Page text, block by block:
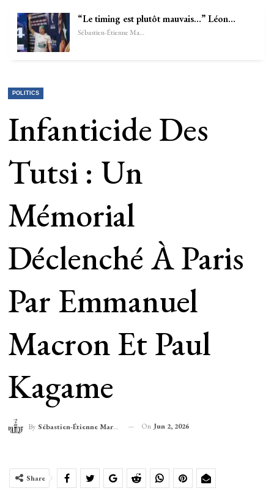
“Le timing est plutôt mauvais…” Léon…
Sébastien-Étienne Marechal
POLITICS
Infanticide Des
Tutsi : Un
Mémorial
Déclenché À Paris
Par Emmanuel
Macron Et Paul
Kagame
By Sébastien-Étienne Marechal On Jun 2, 2026
Share